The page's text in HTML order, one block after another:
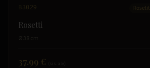
B3029 Rosetit
Rosetti
Ø 38 cm
37.99 €